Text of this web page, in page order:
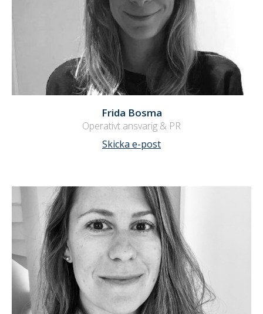
Frida Bosma
Operativt ansvarig & PR
Skicka e-post